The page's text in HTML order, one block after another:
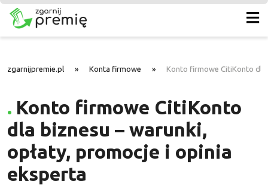
zgarnijpremie.pl » Konta firmowe » Konto firmowe CitiKonto dla
Konto firmowe CitiKonto
dla biznesu – warunki,
opłaty, promocje i opinia
eksperta